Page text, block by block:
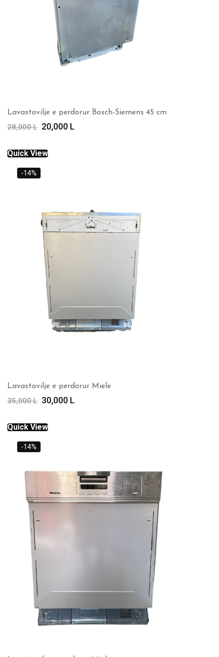
Lavastovilje e perdorur Bosch-Siemens 45 cm
28,000L Çmimi
qe:
28,000 L.
20,000 L
Quick View
-14%
Lavastovilje e perdorur Miele
35,000L Çmimi
qe:
35,000 L.
30,000 L
Quick View
-14%